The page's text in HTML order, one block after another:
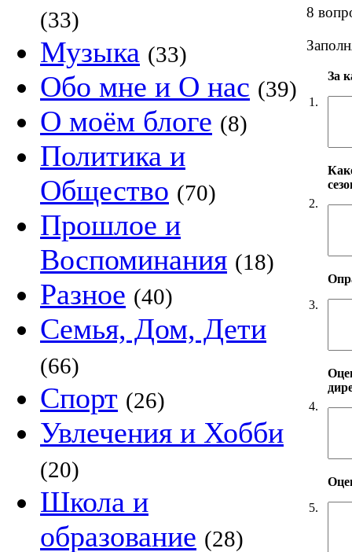
(33)
Музыка (33)
Обо мне и О нас (39)
О моём блоге (8)
Политика и
Общество (70)
Прошлое и
Воспоминания (18)
Разное (40)
Семья, Дом, Дети
(66)
Спорт (26)
Увлечения и Хобби
(20)
Школа и
образование (28)
8
1.
За
2.
3.
4.
5.